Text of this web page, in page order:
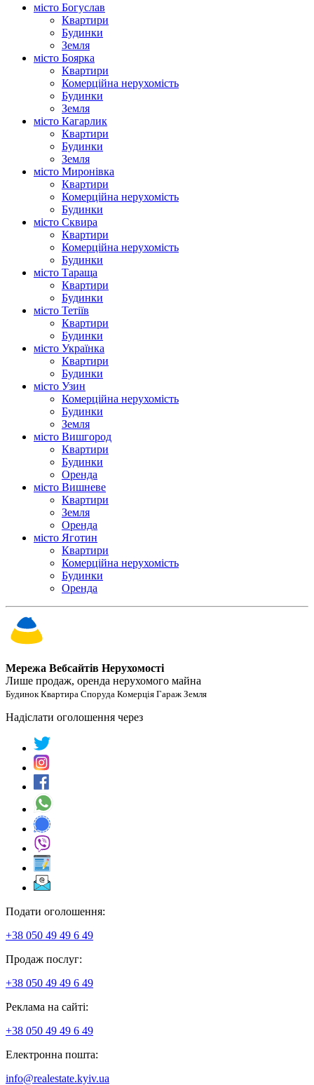
місто Богуслав
Квартири
Будинки
Земля
місто Боярка
Квартири
Комерційна нерухомість
Будинки
Земля
місто Кагарлик
Квартири
Будинки
Земля
місто Миронівка
Квартири
Комерційна нерухомість
Будинки
місто Сквира
Квартири
Комерційна нерухомість
Будинки
місто Тараща
Квартири
Будинки
місто Тетіїв
Квартири
Будинки
місто Українка
Квартири
Будинки
місто Узин
Комерційна нерухомість
Будинки
Земля
місто Вишгород
Квартири
Будинки
Оренда
місто Вишневе
Квартири
Земля
Оренда
місто Яготин
Квартири
Комерційна нерухомість
Будинки
Оренда
Мережа Вебсайтів Нерухомості
Лише продаж, оренда нерухомого майна
Будинок Квартира Споруда Комерція Гараж Земля
Надіслати оголошення через
Подати оголошення:
+38 050 49 49 6 49
Продаж послуг:
+38 050 49 49 6 49
Реклама на сайті:
+38 050 49 49 6 49
Електронна пошта:
info@realestate.kyiv.ua